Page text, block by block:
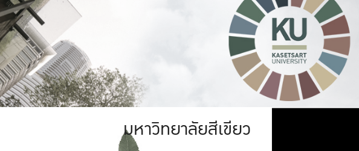
มหาวิทยาลัยสีเขียว